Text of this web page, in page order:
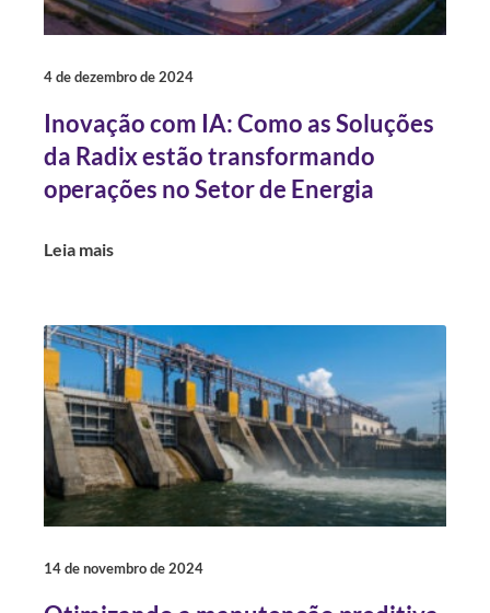
Inovação com IA: Como as Soluções
da Radix estão transformando
operações no Setor de Energia
Leia mais
4 de dezembro de 2024
14 de novembro de 2024